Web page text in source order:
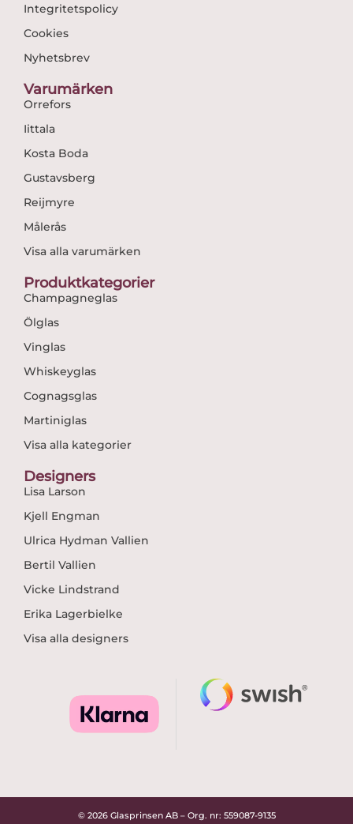
Integritetspolicy
Cookies
Nyhetsbrev
Varumärken
Orrefors
Iittala
Kosta Boda
Gustavsberg
Reijmyre
Målerås
Visa alla varumärken
Produktkategorier
Champagneglas
Ölglas
Vinglas
Whiskeyglas
Cognagsglas
Martiniglas
Visa alla kategorier
Designers
Lisa Larson
Kjell Engman
Ulrica Hydman Vallien
Bertil Vallien
Vicke Lindstrand
Erika Lagerbielke
Visa alla designers
© 2026 Glasprinsen AB – Org. nr: 559087-9135